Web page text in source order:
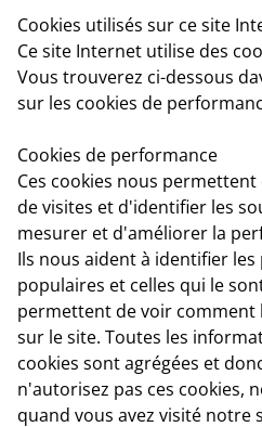
Cookies utilisés sur ce site
Ce site Internet utilise des
Vous trouverez ci-dessous
sur les cookies de
Cookies de performance
Ces cookies nous
de visites et d'identifier les
mesurer et d'améliorer la
Ils nous aident à identifier
populaires et celles qui le
permettent de voir comment
sur le site. Toutes les
cookies sont agrégées et
n'autorisez pas ces cookies,
quand vous avez visité notre